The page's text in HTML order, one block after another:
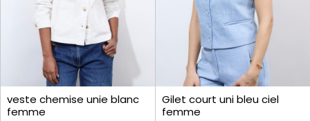
veste chemise unie blanc
femme
Gilet court uni bleu ciel
femme